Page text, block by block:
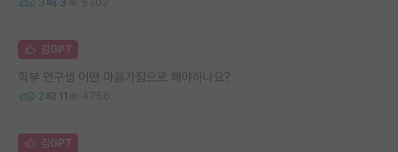
김GPT
학부 연구생 어떤 마음가짐으로 해야하나요?
2 11 4756
김GPT